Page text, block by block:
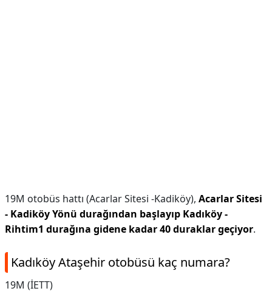
19M otobüs hattı (Acarlar Sitesi -Kadiköy), Acarlar Sitesi
- Kadiköy Yönü durağından başlayıp Kadıköy -
Rihtim1 durağına gidene kadar 40 duraklar geçiyor.
Kadıköy Ataşehir otobüsü kaç numara?
19M (İETT)